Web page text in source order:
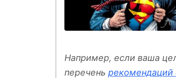
Например, если ваша
перечень рекомендаций